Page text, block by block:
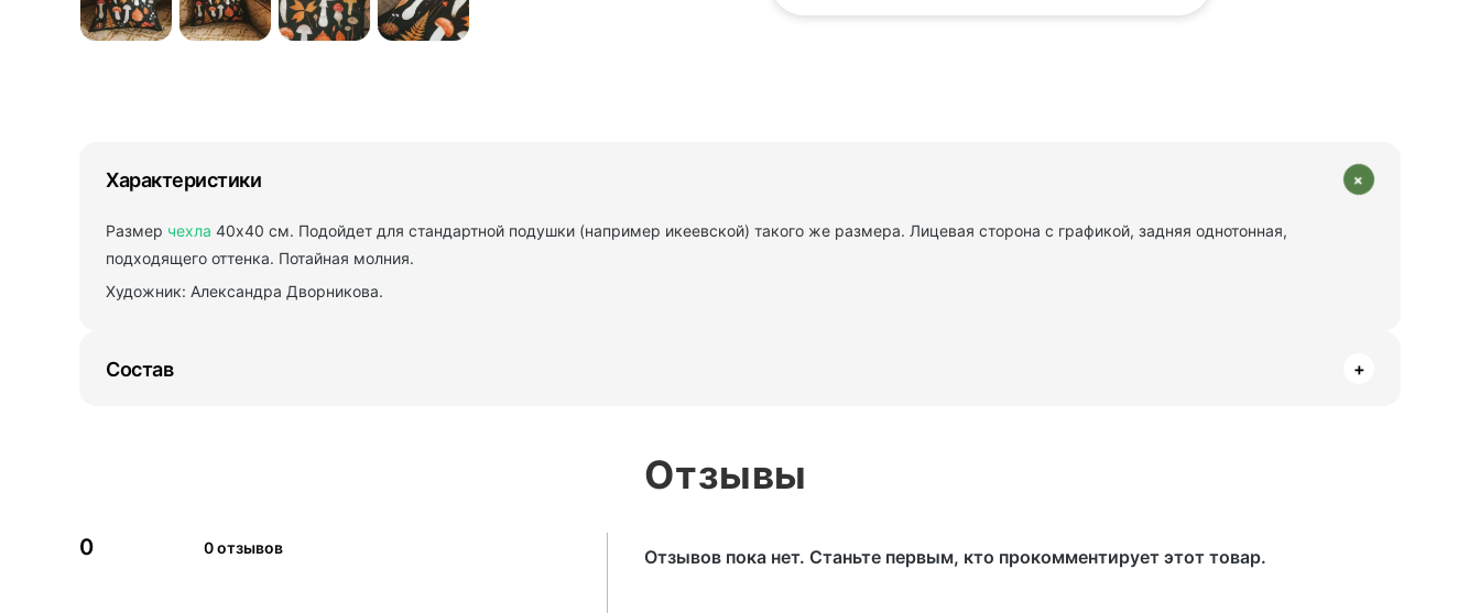
Характеристики +
Размер чехла 40х40 см. Подойдет для стандартной подушки (например икеевской) такого же размера. Лицевая сторона с графикой, задняя однотонная,
подходящего оттенка. Потайная молния.
Художник: Александра Дворникова.
Состав +
0 0 отзывов
Отзывы
Отзывов пока нет. Станьте первым, кто прокомментирует этот товар.